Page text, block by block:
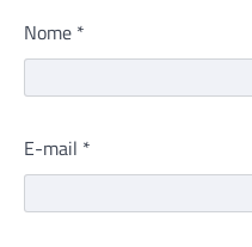
Nome *
E-mail *